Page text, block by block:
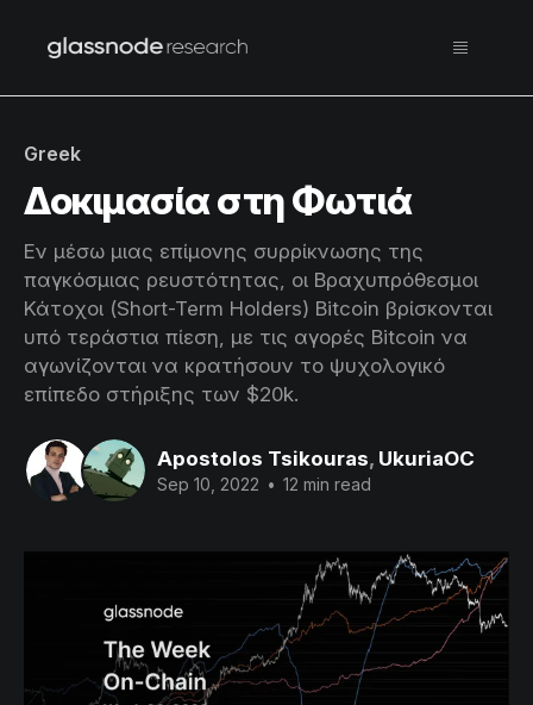
Greek
Δοκιμασία στη Φωτιά
Εν μέσω μιας επίμονης συρρίκνωσης της
παγκόσμιας ρευστότητας, οι Βραχυπρόθεσμοι
Κάτοχοι (Short-Term Holders) Bitcoin βρίσκονται
υπό τεράστια πίεση, με τις αγορές Bitcoin να
αγωνίζονται να κρατήσουν το ψυχολογικό
επίπεδο στήριξης των $20k.
Apostolos Tsikouras, UkuriaOC
Sep 10, 2022 • 12 min read